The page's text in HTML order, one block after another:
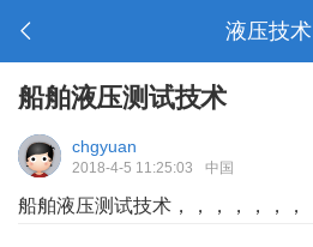
液压技术
船舶液压测试技术
chgyuan
2018-4-5 11:25:03 中国
船舶液压测试技术，，，，，，，